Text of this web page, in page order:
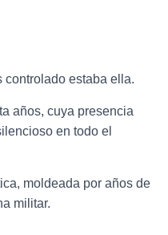
controlado estaba ella.
años, cuya presencia
en todo el
moldeada por años de
militar.